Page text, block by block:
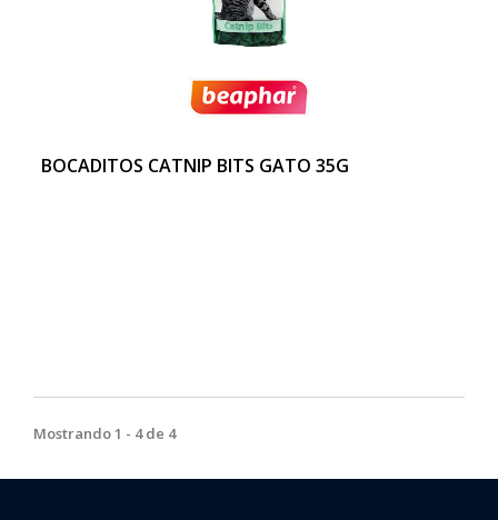
BOCADITOS CATNIP BITS GATO 35G
Mostrando 1 - 4 de 4